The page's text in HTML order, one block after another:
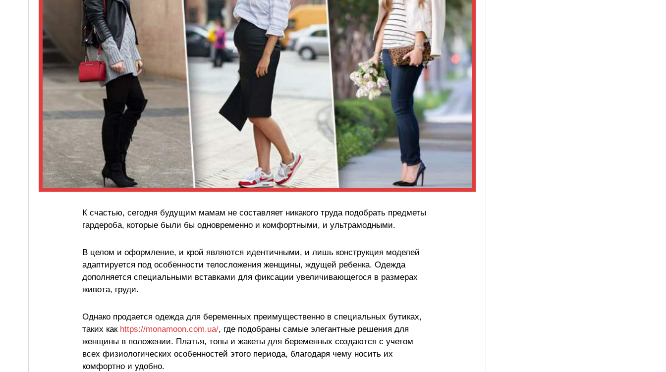
К счастью, сегодня будущим мамам не составляет никакого труда подобрать предметы
гардероба, которые были бы одновременно и комфортными, и ультрамодными.
В целом и оформление, и крой являются идентичными, и лишь конструкция моделей
адаптируется под особенности телосложения женщины, ждущей ребенка. Одежда
дополняется специальными вставками для фиксации увеличивающегося в размерах
живота, груди.
Однако продается одежда для беременных преимущественно в специальных бутиках,
таких как https://monamoon.com.ua/, где подобраны самые элегантные решения для
женщины в положении. Платья, топы и жакеты для беременных создаются с учетом
всех физиологических особенностей этого периода, благодаря чему носить их
комфортно и удобно.